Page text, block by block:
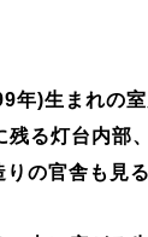
年)生まれの
る灯台内部
の官舎も見